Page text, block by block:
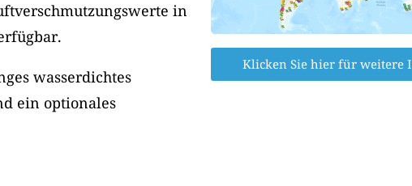
in
wasserdichtes
ein optionales
Klicken Sie hier für weitere